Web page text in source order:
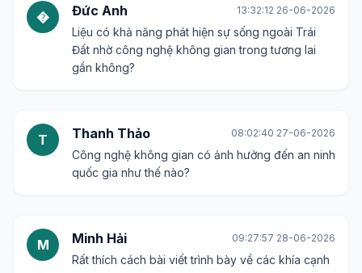
� Đức Anh 13:32:12 26-06-2026
Liệu có khả năng phát hiện sự sống ngoài Trái
Đất nhờ công nghệ không gian trong tương lai
gần không?
T Thanh Thảo 08:02:40 27-06-2026
Công nghệ không gian có ảnh hưởng đến an ninh
quốc gia như thế nào?
M Minh Hải 09:27:57 28-06-2026
Rất thích cách bài viết trình bày về các khía cạnh